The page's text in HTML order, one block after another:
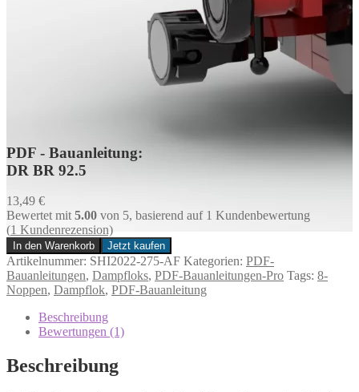
PDF - Bauanleitung:
DR BR 92.5
13,49 €
Bewertet mit5.00 von 5, basierend auf 1 Kundenbewertung
(1 Kundenrezension)
DR
BR
92.5
Menge
In den Warenkorb Jetzt kaufen
Artikelnummer: SHI2022-275-AF Kategorien: PDF-
Bauanleitungen, Dampfloks, PDF-Bauanleitungen-Pro Tags: 8-
Noppen, Dampflok, PDF-Bauanleitung
Beschreibung
Bewertungen (1)
Beschreibung